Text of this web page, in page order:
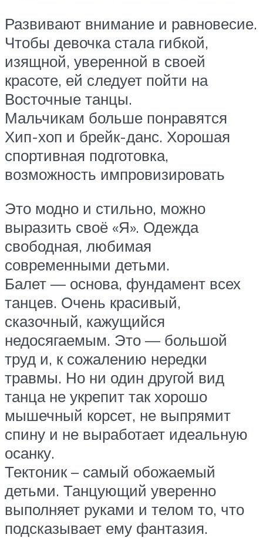
Развивают внимание и равновесие.
Чтобы девочка стала гибкой,
изящной, уверенной в своей
красоте, ей следует пойти на
Восточные танцы.
Мальчикам больше понравятся
Хип-хоп и брейк-данс. Хорошая
спортивная подготовка,
возможность импровизировать
Это модно и стильно, можно
выразить своё «Я». Одежда
свободная, любимая
современными детьми.
Балет — основа, фундамент всех
танцев. Очень красивый,
сказочный, кажущийся
недосягаемым. Это — большой
труд и, к сожалению нередки
травмы. Но ни один другой вид
танца не укрепит так хорошо
мышечный корсет, не выпрямит
спину и не выработает идеальную
осанку.
Тектоник – самый обожаемый
детьми. Танцующий уверенно
выполняет руками и телом то, что
подсказывает ему фантазия.